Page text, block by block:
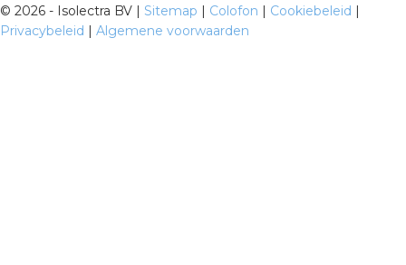
© 2026 - Isolectra BV | Sitemap | Colofon | Cookiebeleid |
Privacybeleid | Algemene voorwaarden